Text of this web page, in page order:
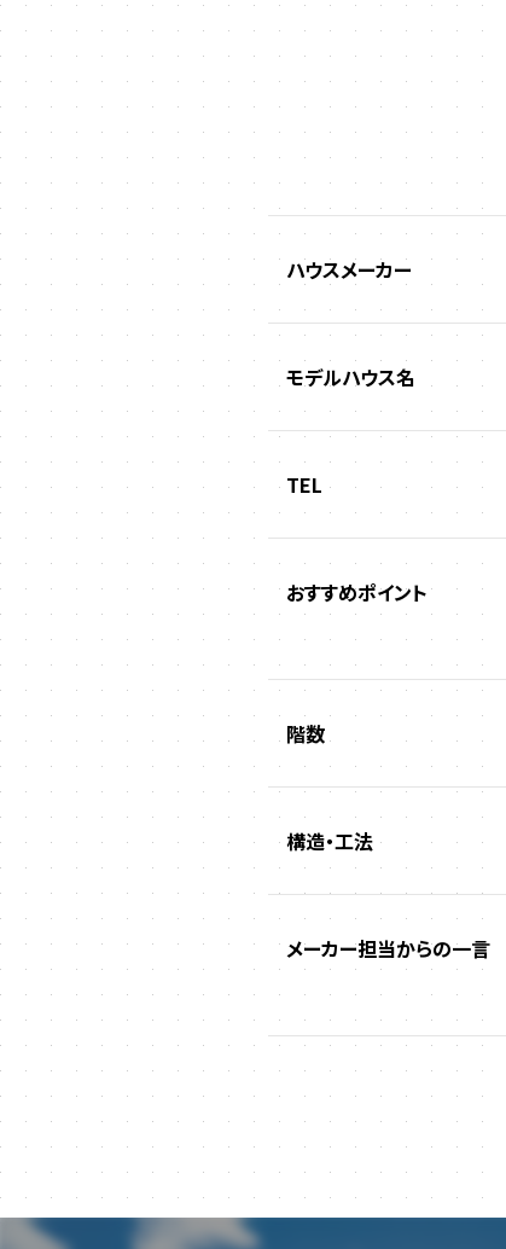
ハウスメーカー
モデルハウス名
TEL
おすすめポイント
階数
構造・工法
メーカー担当からの一言